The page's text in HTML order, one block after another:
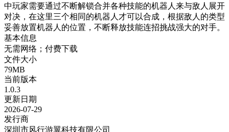
中玩家需要通过不断解锁合并各种技能的机器人来与敌人展开
对决，在这里三个相同的机器人才可以合成，根据敌人的类型
妥善放置机器人的位置，不断释放技能连招挑战强大的对手。
基本信息
无需网络；付费下载
文件大小
79MB
当前版本
1.0.3
更新日期
2026-07-29
发行商
深圳市风行游翼科技有限公司